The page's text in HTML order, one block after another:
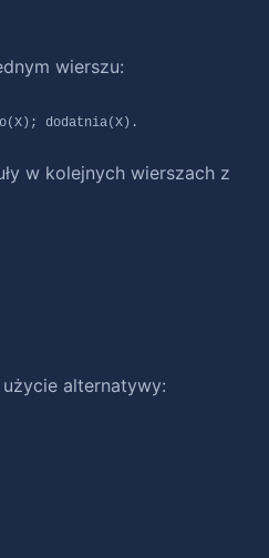
wierszu:
dodatnia(X).
w kolejnych wierszach z
alternatywy: